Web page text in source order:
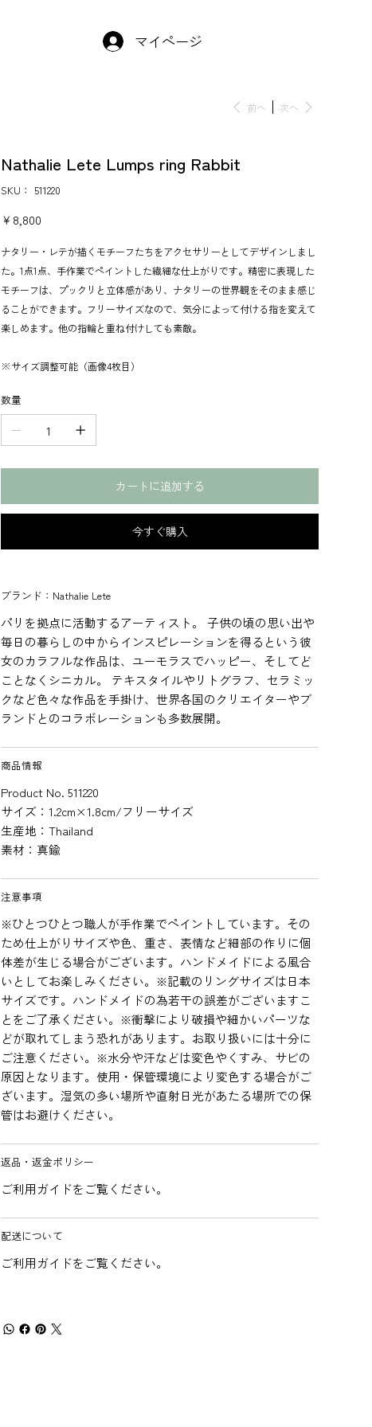
マイページ
前へ 次へ
Nathalie Lete Lumps ring Rabbit
SKU：
SKU：
511220
511220
価
格
￥8,800
ナタリー・レテが描くモチーフたちをアクセサリーとしてデザインしまし
た。1点1点、手作業でペイントした繊細な仕上がりです。精密に表現した
モチーフは、プックリと立体感があり、ナタリーの世界観をそのまま感じ
ることができます。フリーサイズなので、気分によって付ける指を変えて
楽しめます。他の指輪と重ね付けしても素敵。
※サイズ調整可能（画像4枚目）
数量
カートに追加する
今すぐ購入
ブランド：Nathalie Lete
パリを拠点に活動するアーティスト。 子供の頃の思い出や
毎日の暮らしの中からインスピレーションを得るという彼
女のカラフルな作品は、ユーモラスでハッピー、そしてど
ことなくシニカル。 テキスタイルやリトグラフ、セラミッ
クなど色々な作品を手掛け、世界各国のクリエイターやブ
ランドとのコラボレーションも多数展開。
商品情報
Product No. 511220
サイズ：1.2cm×1.8cm/フリーサイズ
生産地：Thailand
素材：真鍮
注意事項
※ひとつひとつ職人が手作業でペイントしています。その
ため仕上がりサイズや色、重さ、表情など細部の作りに個
体差が生じる場合がございます。ハンドメイドによる風合
いとしてお楽しみください。※記載のリングサイズは日本
サイズです。ハンドメイドの為若干の誤差がございますこ
とをご了承ください。※衝撃により破損や細かいパーツな
どが取れてしまう恐れがあります。お取り扱いには十分に
ご注意ください。※水分や汗などは変色やくすみ、サビの
原因となります。使用・保管環境により変色する場合がご
ざいます。湿気の多い場所や直射日光があたる場所での保
管はお避けください。
返品・返金ポリシー
ご利用ガイドをご覧ください。
配送について
ご利用ガイドをご覧ください。